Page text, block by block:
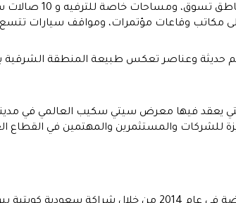
كما سيضم
وقاعات مؤتمرات، ومواقف سيارات تتسع لنحو أكثر
حديثة وعناصر تعكس طبيعة المنطقة الشرقية
التي يعقد فيها معرض سيتي سكيب العالمي في
والمستثمرين والمهتمين في القطاع